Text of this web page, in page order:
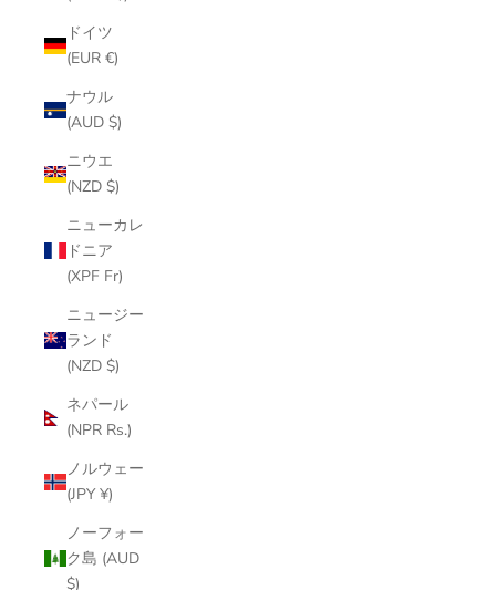
ドイツ
(EUR €)
ナウル
(AUD $)
ニウエ
(NZD $)
ニューカレ
ドニア
(XPF Fr)
ニュージー
ランド
(NZD $)
ネパール
(NPR Rs.)
ノルウェー
(JPY ¥)
ノーフォー
ク島 (AUD
$)